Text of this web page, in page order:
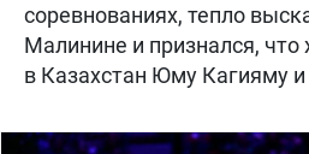
соревнованиях, тепло
Малинине и признался, что
в Казахстан Юму Кагияму